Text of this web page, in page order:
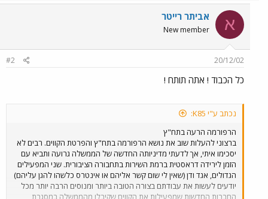
א אביתר רייטר
New member
20/12/02
#2
כל הכבוד ! אתה תותח !
נכתב ע"י K85:
הרפורמה הרעה בתח"ץ
ברצוני להעלות שוב את נושא הרפורמה בתח"ץ והפרטת הקווים. רבים לא
יסכימו איתי, אך לדעתי מדיניותה החדשה של הממשלה גרועה ותביא עם
הזמן לירידה דראסטית ברמת השירות בתחבורה הציבורית. שני המפעילים
הגדולים, אגד ודן (שאין לי שום קשר אליהם או אינטרס כלשהו להגן עליהם)
יודעים לעשות את עבודתם בצורה הטובה ביותר ומנוסים הרבה יותר מכל
החברות החדשות שמפעילות את הקווים שקיבלו מהממשלה במסגרת